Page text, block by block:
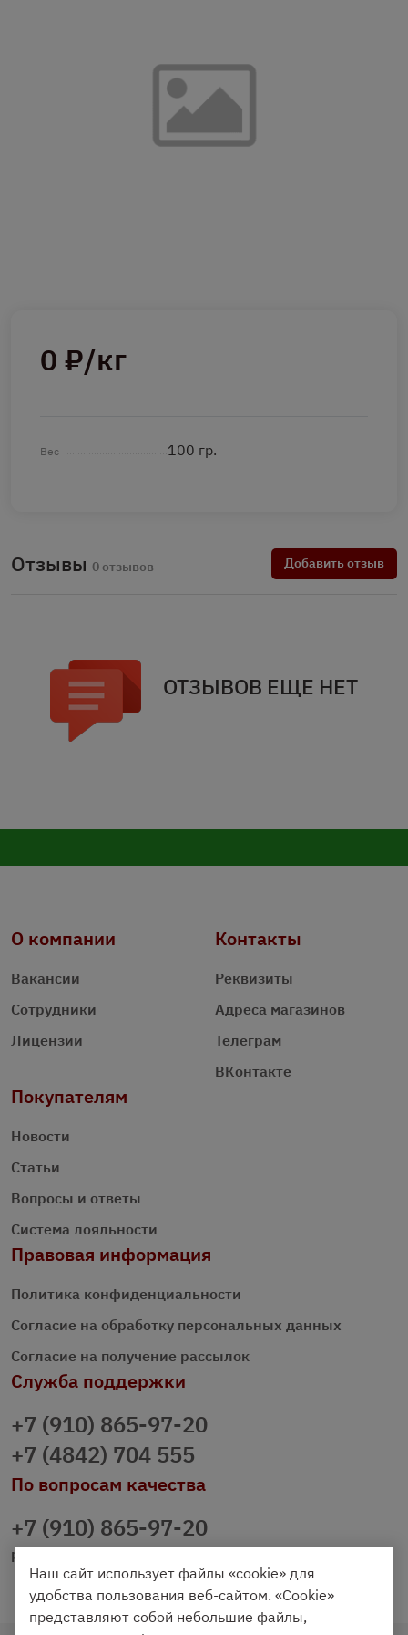
0 ₽/кг
Вес 100 гр.
Отзывы 0 отзывов Добавить отзыв
ОТЗЫВОВ ЕЩЕ НЕТ
О компании
Вакансии
Сотрудники
Лицензии
Контакты
Реквизиты
Адреса магазинов
Телеграм
ВКонтакте
Покупателям
Новости
Статьи
Вопросы и ответы
Система лояльности
Правовая информация
Политика конфиденциальности
Согласие на обработку персональных данных
Согласие на получение рассылок
Служба поддержки
+7 (910) 865-97-20
+7 (4842) 704 555
По вопросам качества
+7 (910) 865-97-20
prazdnichniy40@palmi.ru
Наш сайт использует файлы «cookie» для
удобства пользования веб-сайтом. «Cookie»
представляют собой небольшие файлы,